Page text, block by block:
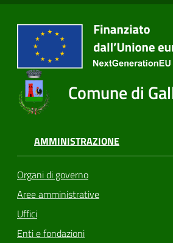
Comune di
AMMINISTRAZIONE
Organi di governo
Aree amministrative
Uffici
Enti e fondazioni